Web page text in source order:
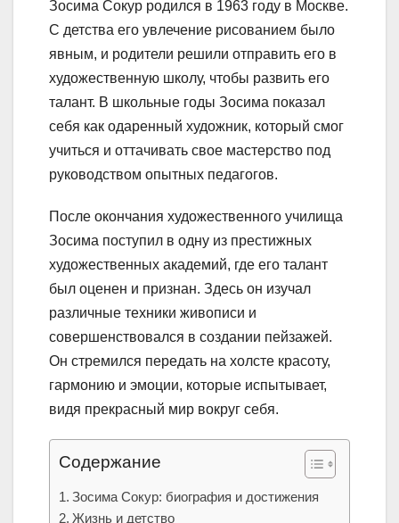
Зосима Сокур родился в 1963 году в Москве.
С детства его увлечение рисованием было
явным, и родители решили отправить его в
художественную школу, чтобы развить его
талант. В школьные годы Зосима показал
себя как одаренный художник, который смог
учиться и оттачивать свое мастерство под
руководством опытных педагогов.
После окончания художественного училища
Зосима поступил в одну из престижных
художественных академий, где его талант
был оценен и признан. Здесь он изучал
различные техники живописи и
совершенствовался в создании пейзажей.
Он стремился передать на холсте красоту,
гармонию и эмоции, которые испытывает,
видя прекрасный мир вокруг себя.
Содержание
Зосима Сокур: биография и достижения
Жизнь и детство